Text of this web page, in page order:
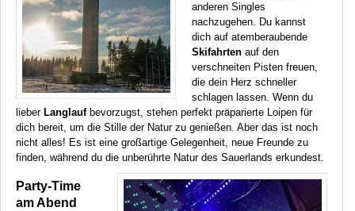
anderen Singles
nachzugehen. Du kannst
dich auf atemberaubende
Skifahrten auf den
verschneiten Pisten freuen,
die dein Herz schneller
schlagen lassen. Wenn du
lieber Langlaufbevorzugst, stehen perfekt präparierte Loipen für
dich bereit, um die Stille der Natur zu genießen. Aber das ist noch
nicht alles! Es ist eine großartige Gelegenheit, neue Freunde zu
finden, während du die unberührte Natur des Sauerlands erkundest.
Party-Time
am Abend